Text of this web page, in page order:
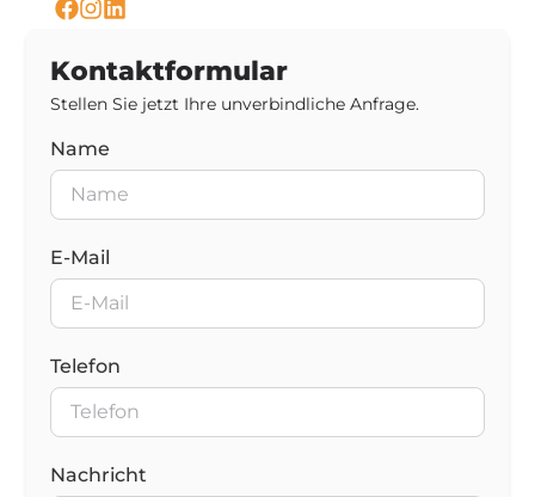
Kontaktformular
Stellen Sie jetzt Ihre unverbindliche Anfrage.
Name
E-Mail
Telefon
Nachricht